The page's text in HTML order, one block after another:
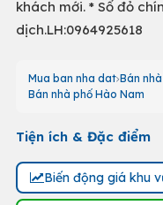
khách mới. * Sổ đỏ
dịch.LH:0964925618
Mua ban nha dat Bán
Bán nhà phố Hào Nam
Tiện ích & Đặc điểm
Biến động giá khu